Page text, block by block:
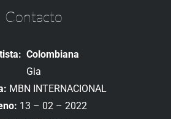
Contacto
Colombiana
Gia
MBN INTERNACIONAL
13 – 02 – 2022